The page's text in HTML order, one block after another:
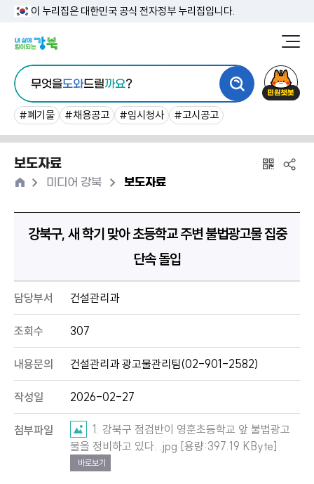
이 누리집은 대한민국 공식 전자정부 누리집입니다.
청
통
합
검
색
무엇을도와드릴까요?
#폐기물 #채용공고 #임시청사 #고시공고
원
보도자료
홈 >미디어 강북 >보도자료
강북구, 새 학기 맞아 초등학교 주변 불법광고물 집중
단속 돌입
담당부서 건설관리과
조회수 307
내용문의 건설관리과 광고물관리팀(02-901-2582)
작성일 2026-02-27
첨부파일
1. 강북구 점검반이 영훈초등학교 앞 불법광고
물을 정비하고 있다. .jpg [용량:397.19 KByte]
바로보기